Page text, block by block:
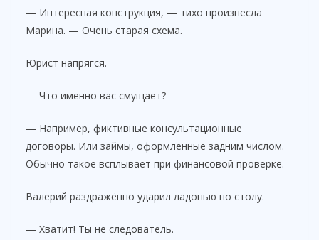
— Интересная конструкция, — тихо произнесла
Марина. — Очень старая схема.
Юрист напрягся.
— Что именно вас смущает?
— Например, фиктивные консультационные
договоры. Или займы, оформленные задним числом.
Обычно такое всплывает при финансовой проверке.
Валерий раздражённо ударил ладонью по столу.
— Хватит! Ты не следователь.